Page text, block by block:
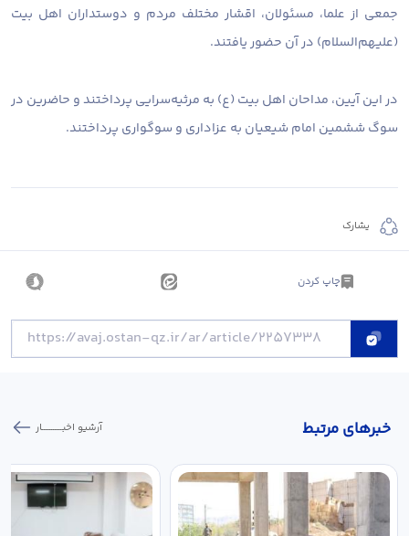
جمعی از علما، مسئولان، اقشار مختلف مردم و دوستداران اهل بیت
(علیهم‌السلام) در آن حضور یافتند.
در این آیین، مداحان اهل بیت (ع) به مرثیه‌سرایی پرداختند و حاضرین در
سوگ ششمین امام شیعیان به عزاداری و سوگواری پرداختند.
يشارك
چاپ کردن
خبر‌های مرتبط آرشیو اخبـــــــــــار